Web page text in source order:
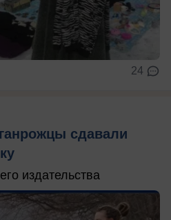
24
сдавали
издательства